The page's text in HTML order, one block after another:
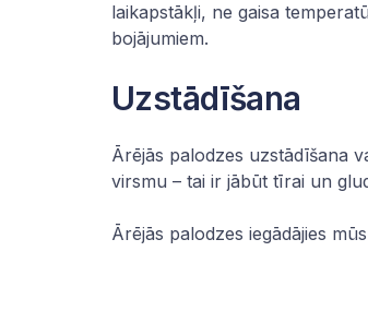
laikapstākļi, ne gaisa
bojājumiem.
Uzstādīšana
Ārējās palodzes uzstādīšana
virsmu – tai ir jābūt tīrai un
Ārējās palodzes iegādājies